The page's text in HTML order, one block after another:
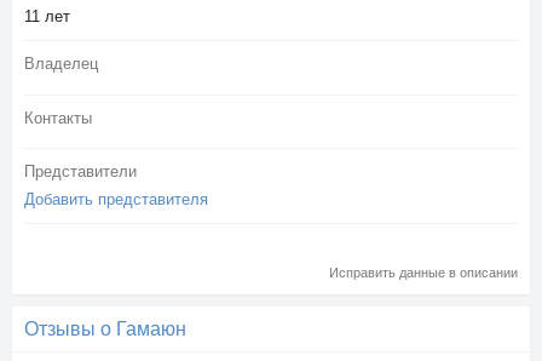
11 лет
Владелец
Контакты
Представители
Добавить представителя
Исправить данные в описании
Отзывы о Гамаюн